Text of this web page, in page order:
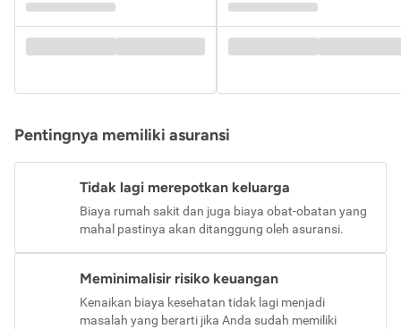
Pentingnya memiliki asuransi
Tidak lagi merepotkan keluarga
Biaya rumah sakit dan juga biaya obat-obatan yang
mahal pastinya akan ditanggung oleh asuransi.
Meminimalisir risiko keuangan
Kenaikan biaya kesehatan tidak lagi menjadi
masalah yang berarti jika Anda sudah memiliki